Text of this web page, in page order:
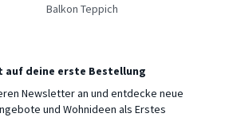
Balkon Teppich
auf deine erste Bestellung
Newsletter an und entdecke neue
und Wohnideen als Erstes